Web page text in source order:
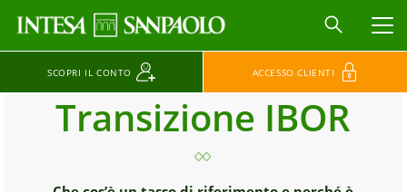
SCOPRI IL CONTO ACCESSO CLIENTI
Transizione IBOR